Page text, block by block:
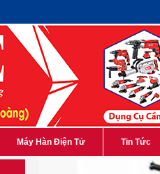
Máy Hàn Điện Tử Tin Tức